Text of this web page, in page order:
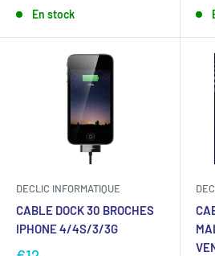
En stock
DECLIC INFORMATIQUE
CABLE DOCK 30 BROCHES
IPHONE 4/4S/3/3G